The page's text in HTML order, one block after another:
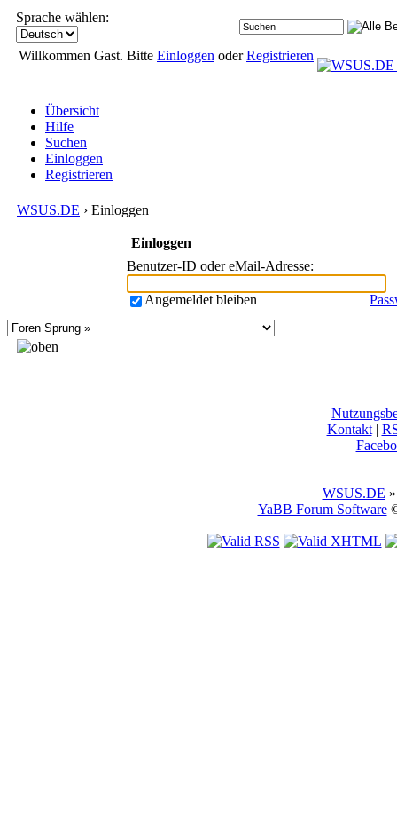
Sprache wählen:
Willkommen Gast. Bitte Einloggen oderRegistrieren
Übersicht
Hilfe
Suchen
Einloggen
Registrieren
WSUS.DE › Einloggen
Einloggen
Benutzer-ID oder eMail-Adresse:
Angemeldet bleiben
Kontakt|
WSUS.DE
YaBB Forum Software©